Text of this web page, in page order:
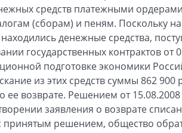
средств платежными
(сборам) и пеням. Поскольку
денежные средства,
государственных контрактов от
подготовке экономики
из этих средств суммы 862
ее возврате. Решением от
заявления о возврате
принятым решением, общество